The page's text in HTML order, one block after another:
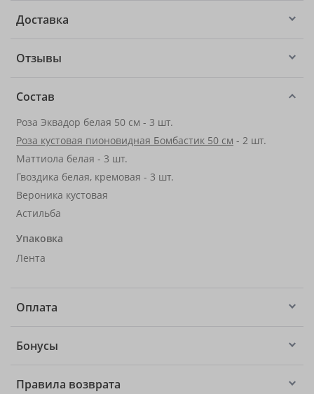
Доставка
Отзывы
Состав
Роза Эквадор белая 50 см - 3 шт.
Роза кустовая пионовидная Бомбастик 50 см - 2 шт.
Маттиола белая - 3 шт.
Гвоздика белая, кремовая - 3 шт.
Вероника кустовая
Астильба
Упаковка
Лента
Оплата
Бонусы
Правила возврата